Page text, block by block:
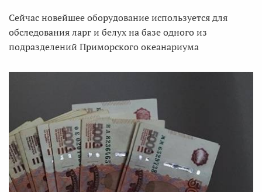
Сейчас новейшее оборудование используется для
обследования ларг и белух на базе одного из
подразделений Приморского океанариума